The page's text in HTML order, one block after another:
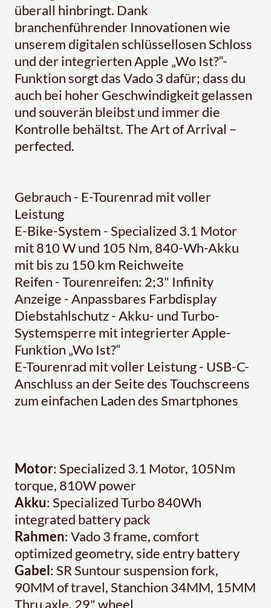
überall hinbringt. Dank
branchenführender Innovationen wie
unserem digitalen schlüssellosen Schloss
und der integrierten Apple „Wo Ist?“-
Funktion sorgt das Vado 3 dafür; dass du
auch bei hoher Geschwindigkeit gelassen
und souverän bleibst und immer die
Kontrolle behältst. The Art of Arrival –
perfected.
Gebrauch - E-Tourenrad mit voller
Leistung
E-Bike-System - Specialized 3.1 Motor
mit 810 W und 105 Nm, 840-Wh-Akku
mit bis zu 150 km Reichweite
Reifen - Tourenreifen: 2;3" Infinity
Anzeige - Anpassbares Farbdisplay
Diebstahlschutz - Akku- und Turbo-
Systemsperre mit integrierter Apple-
Funktion „Wo Ist?“
E-Tourenrad mit voller Leistung - USB-C-
Anschluss an der Seite des Touchscreens
zum einfachen Laden des Smartphones
Motor: Specialized 3.1 Motor, 105Nm
torque, 810W power
Akku: Specialized Turbo 840Wh
integrated battery pack
Rahmen: Vado 3 frame, comfort
optimized geometry, side entry battery
Gabel: SR Suntour suspension fork,
90MM of travel, Stanchion 34MM, 15MM
Thru axle, 29" wheel